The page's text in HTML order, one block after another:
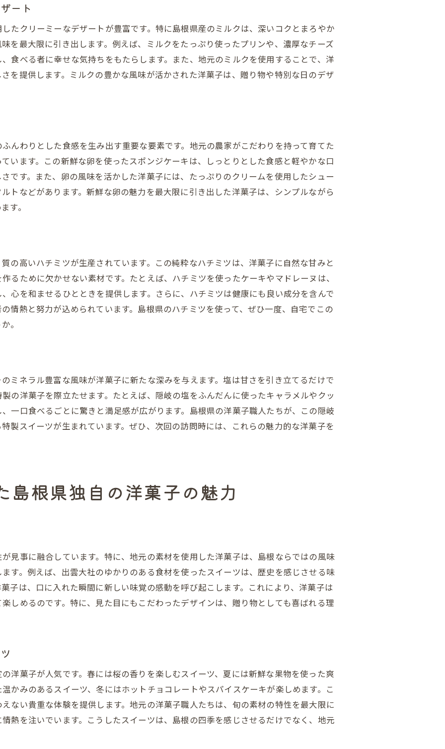
菓子職人が語る素材へのこだわり
根県の伝統技術を活かした洋菓子
口で感じる職人の情熱
人が手作りする特別な洋菓子
り物として喜ばれる洋菓子の選び方
根の風味を届けるギフトスイーツ
り先の心に残る洋菓子の贈り物
の素材を使ったレシピで楽しむ
元の味わいをそのままに
根の四季を感じるスイーツ体験
節限定の楽しみ方とレシピ
を取り入れた洋菓子の魅力
味豊かな洋菓子で味わう贅沢な時間
別な日を彩る島根の洋菓子
覚で感じる島根県の豊かさ
菓子と共に過ごす癒しの時間
元の素材を活かした地域密着スイーツ
菓子作りがもたらす地域のつながり
域への感謝を込めたスイーツ作り
元素材で作る洋菓子の価値
ート
たクリーミーなデザートが豊富です。特に島根県産のミルクは、深いコクとまろやか
を最大限に引き出します。例えば、ミルクをたっぷり使ったプリンや、濃厚なチーズ
食べる者に幸せな気持ちをもたらします。また、地元のミルクを使用することで、洋
を提供します。ミルクの豊かな風味が活かされた洋菓子は、贈り物や特別な日のデザ
んわりとした食感を生み出す重要な要素です。地元の農家がこだわりを持って育てた
います。この新鮮な卵を使ったスポンジケーキは、しっとりとした食感と軽やかな口
です。また、卵の風味を活かした洋菓子には、たっぷりのクリームを使用したシュー
トなどがあります。新鮮な卵の魅力を最大限に引き出した洋菓子は、シンプルながら
す。
の高いハチミツが生産されています。この純粋なハチミツは、洋菓子に自然な甘みと
るために欠かせない素材です。たとえば、ハチミツを使ったケーキやマドレーヌは、
心を和ませるひとときを提供します。さらに、ハチミツは健康にも良い成分を含んで
情熱と努力が込められています。島根県のハチミツを使って、ぜひ一度、自宅でこの
。
ミネラル豊富な風味が洋菓子に新たな深みを与えます。塩は甘さを引き立てるだけで
の洋菓子を際立たせます。たとえば、隠岐の塩をふんだんに使ったキャラメルやクッ
一口食べるごとに驚きと満足感が広がります。島根県の洋菓子職人たちが、この隠岐
製スイーツが生まれています。ぜひ、次回の訪問時には、これらの魅力的な洋菓子を
島根県独自の洋菓子の魅力
見事に融合しています。特に、地元の素材を使用した洋菓子は、島根ならではの風味
す。例えば、出雲大社のゆかりのある食材を使ったスイーツは、歴史を感じさせる味
子は、口に入れた瞬間に新しい味覚の感動を呼び起こします。これにより、洋菓子は
しめるのです。特に、見た目にもこだわったデザインは、贈り物としても喜ばれる理
洋菓子が人気です。春には桜の香りを楽しむスイーツ、夏には新鮮な果物を使った爽
かみのあるスイーツ、冬にはホットチョコレートやスパイスケーキが楽しめます。こ
ない貴重な体験を提供します。地元の洋菓子職人たちは、旬の素材の特性を最大限に
熱を注いでいます。こうしたスイーツは、島根の四季を感じさせるだけでなく、地元